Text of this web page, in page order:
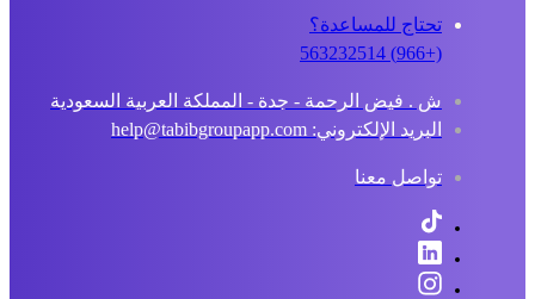
تحتاج للمساعدة؟
ش . فيض الرحمة - جدة - المملكة العربية السعودية
البريد الإلكتروني: help@tabibgroupapp.com
تواصل معنا